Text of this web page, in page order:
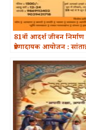
81वाँ आदर्श जीवन
प्रेरणादायक आयोजन :